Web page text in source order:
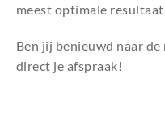
meest optimale
Ben jij benieuwd naar
direct je afspraak!